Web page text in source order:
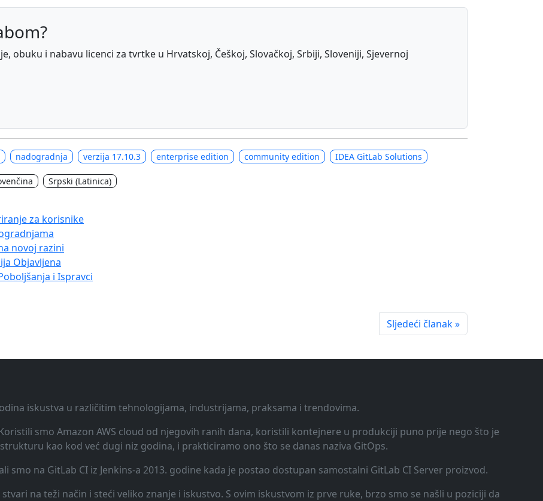
obuku i nabavu licenci za tvrtke u Hrvatskoj, Češkoj, Slovačkoj, Srbiji, Sloveniji, Sjevernoj
nadogradnja verzija 17.10.3 enterprise edition community edition IDEA GitLab Solutions
Srpski (Latinica)
za korisnike
novoj razini
Objavljena
i Ispravci
Sljedeći članak »
iskustva u različitim tehnologijama, industrijama, praksama i trendovima.
smo Amazon AWS cloud od njegovih ranih dana, koristili kontejnere u produkciji puno prije nego što je
kao kod već dugi niz godina, i prakticiramo ono što se danas naziva GitOps.
na GitLab CI iz Jenkins-a 2013. godine kada je postao dostupan samostalni GitLab CI Server proizvod.
na teži način i steći veliko znanje i iskustvo. S ovim iskustvom iz prve ruke, brzo smo se našli u poziciji da